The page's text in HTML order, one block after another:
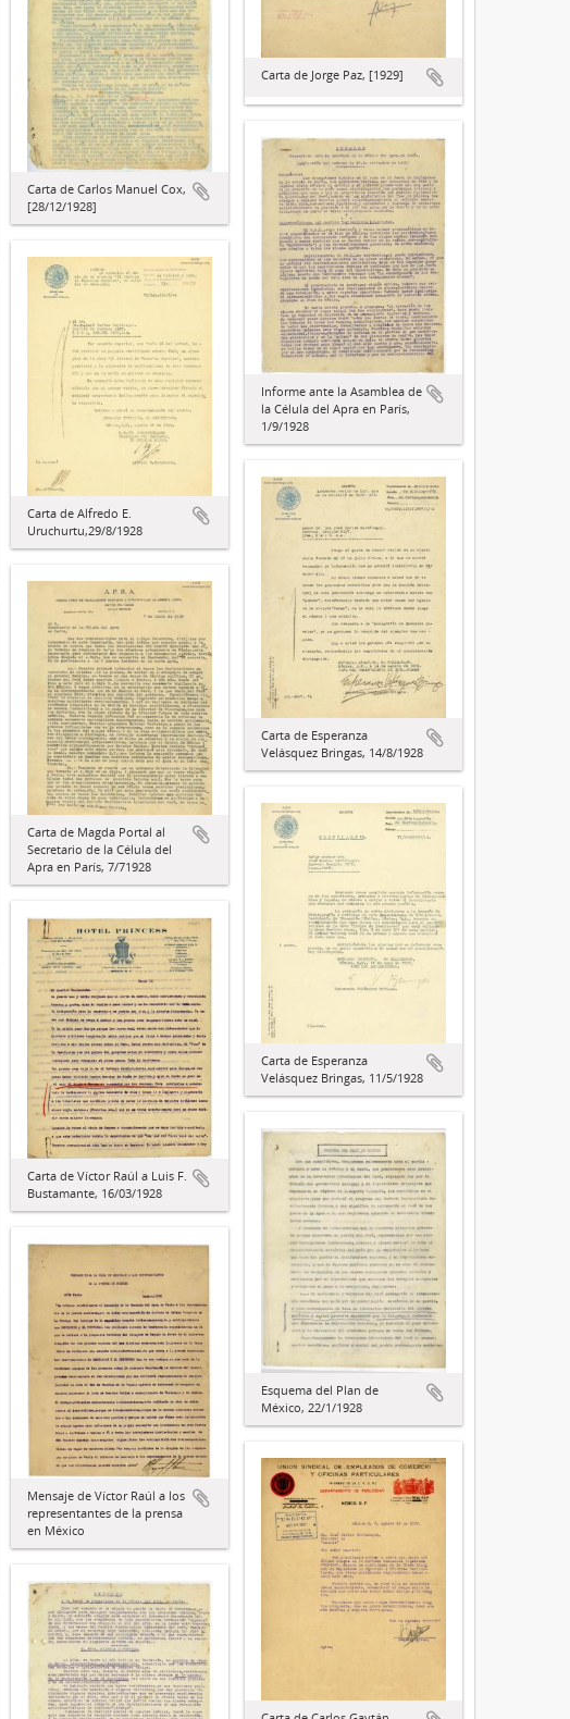
Carta de Jorge Paz, [1929]
Carta de Carlos Manuel Cox,
[28/12/1928]
Informe ante la Asamblea de
la Célula del Apra en París,
1/9/1928
Carta de Alfredo E.
Uruchurtu,29/8/1928
Carta de Esperanza
Velásquez Bringas, 14/8/1928
Carta de Magda Portal al
Secretario de la Célula del
Apra en París, 7/71928
Carta de Esperanza
Velásquez Bringas, 11/5/1928
Carta de Víctor Raúl a Luis F.
Bustamante, 16/03/1928
Esquema del Plan de
México, 22/1/1928
Mensaje de Víctor Raúl a los
representantes de la prensa
en México